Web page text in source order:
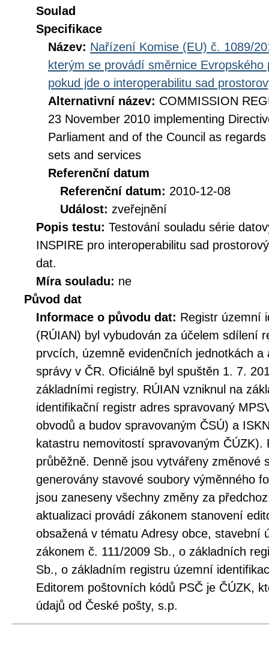
Soulad
Specifikace
Název: Nařízení Komise (EU) č. 1089/
kterým se provádí směrnice
pokud jde o interoperabilitu sad
Alternativní název: COMMISSION
23 November 2010 implementing
Parliament and of the Council as
sets and services
Referenční datum
Referenční datum: 2010-12-08
Událost: zveřejnění
Popis testu: Testování souladu série
INSPIRE pro interoperabilitu sad
dat.
Míra souladu: ne
Původ dat
Informace o původu dat: Registr územní
(RÚIAN) byl vybudován za účelem sdílení
prvcích, územně evidenčních jednotkách
správy v ČR. Oficiálně byl spuštěn 1. 7.
základními registry. RÚIAN vzniknul na
identifikační registr adres spravovaný
obvodů a budov spravovaným ČSÚ) a
katastru nemovitostí spravovaným ČÚZK).
průběžně. Denně jsou vytvářeny změnové
generovány stavové soubory výměnného
jsou zaneseny všechny změny za
aktualizaci provádí zákonem stanovení
obsažená v tématu Adresy obce, stavební
zákonem č. 111/2009 Sb., o základních
Sb., o základním registru územní
Editorem poštovních kódů PSČ je ČÚZK,
údajů od České pošty, s.p.